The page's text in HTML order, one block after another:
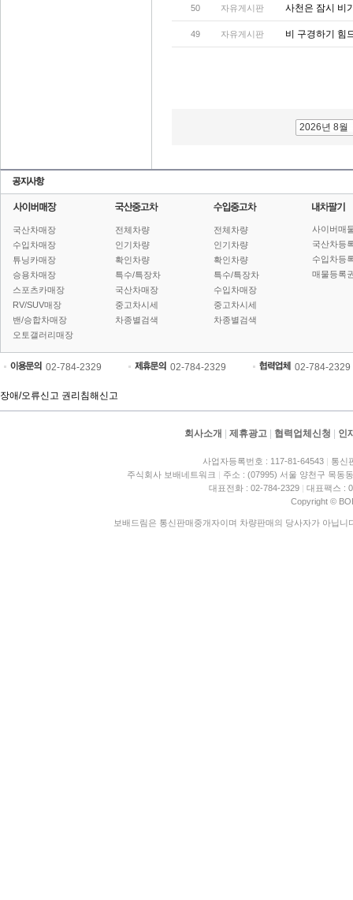
50 자유게시판 사천은 잠시 비
49 자유게시판 비 구경하기 힘
2026년 8월
국산차매장
수입차매장
튜닝카매장
승용차매장
스포츠카매장
RV/SUV매장
밴/승합차매장
오토갤러리매장
전체차량
인기차량
확인차량
특수/특장차
국산차매장
중고차시세
차종별검색
전체차량
인기차량
확인차량
특수/특장차
수입차매장
중고차시세
차종별검색
사이버매
국산차등
수입차등
매물등록
02-784-2329 02-784-2329 02-784-2329
장애/오류신고 권리침해신고
회사소개 제휴광고 협력업체신청 인
사업자등록번호 : 117-81-64543 | 통신
주식회사 보배네트워크 | 주소 : (07995) 서울 양천구 목동
대표전화 : 02-784-2329 | 대표팩스 :
Copyright ©
보배드림은 통신판매중개자이며 차량판매의 당사자가 아닙